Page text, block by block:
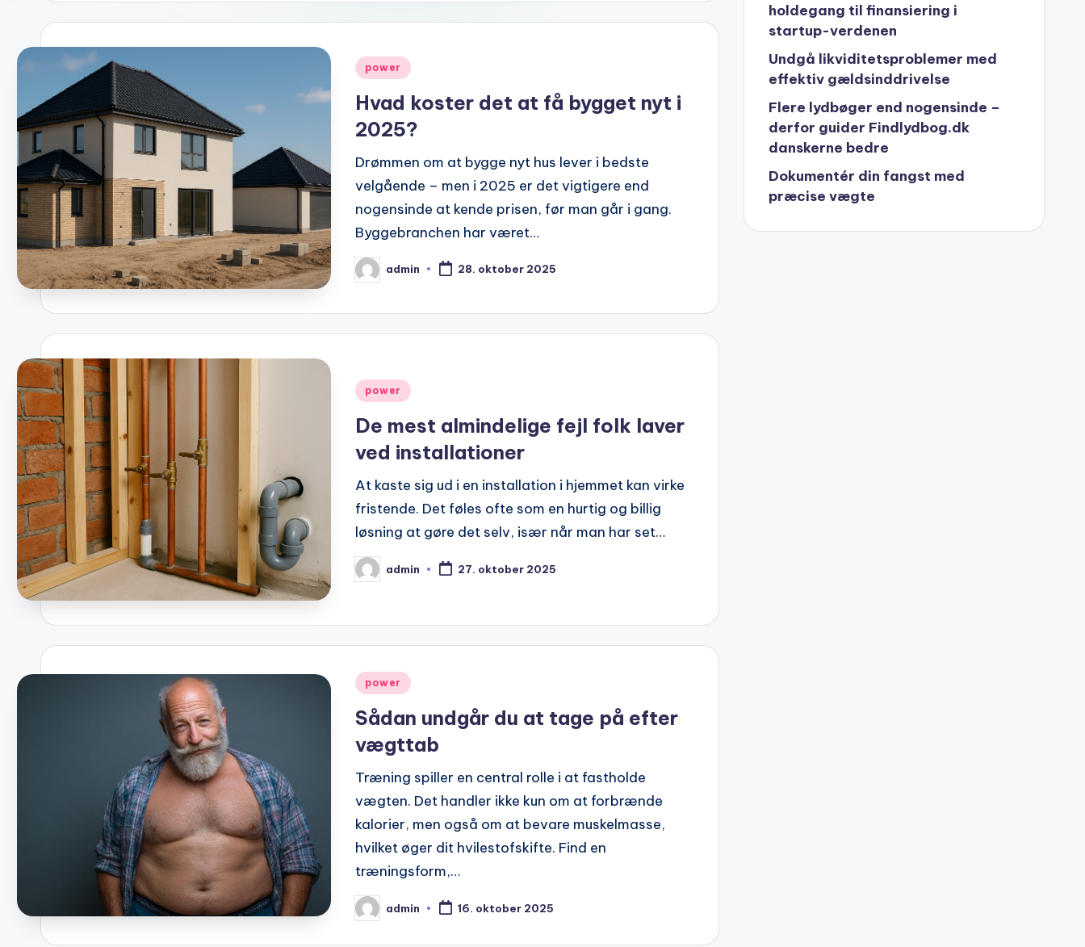
Posted
power
Hvad koster det at få bygget nyt i
2025?
Drømmen om at bygge nyt hus lever i bedste
velgående – men i 2025 er det vigtigere end
nogensinde at kende prisen, før man går i gang.
Byggebranchen har været…
Posted
by
admin 28. oktober 2025
Posted
power
De mest almindelige fejl folk laver
ved installationer
At kaste sig ud i en installation i hjemmet kan virke
fristende. Det føles ofte som en hurtig og billig
løsning at gøre det selv, især når man har set…
Posted
by
admin 27. oktober 2025
Posted
power
Sådan undgår du at tage på efter
vægttab
Træning spiller en central rolle i at fastholde
vægten. Det handler ikke kun om at forbrænde
kalorier, men også om at bevare muskelmasse,
hvilket øger dit hvilestofskifte. Find en
træningsform,…
Posted
by
admin 16. oktober 2025
holdegang til finansiering i
startup-verdenen
Undgå likviditetsproblemer med
effektiv gældsinddrivelse
Flere lydbøger end nogensinde –
derfor guider Findlydbog.dk
danskerne bedre
Dokumentér din fangst med
præcise vægte